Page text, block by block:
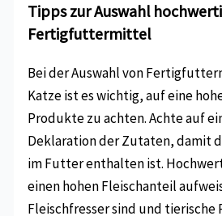
Tipps zur Auswahl
Fertigfuttermittel
Bei der Auswahl von
Katze ist es wichtig, auf eine
Produkte zu achten. Achte auf
Deklaration der Zutaten, damit
im Futter enthalten ist.
einen hohen Fleischanteil
Fleischfresser sind und